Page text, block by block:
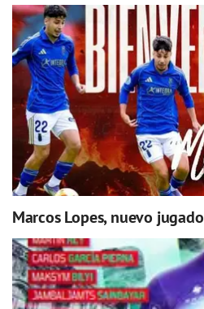
Marcos Lopes, nuevo